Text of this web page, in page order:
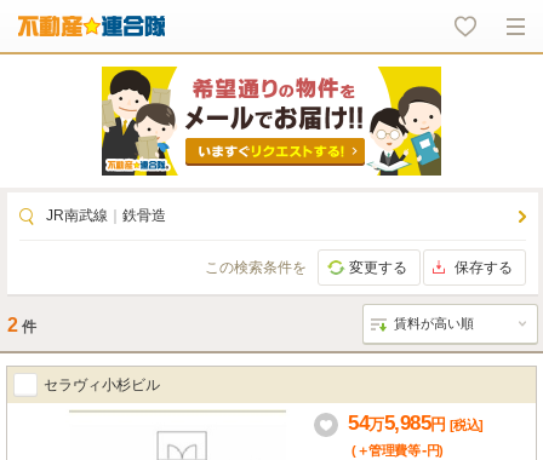
JR南武線 鉄骨造
この検索条件を 変更する 保存する
2 件
セラヴィ小杉ビル
54万5,985円 [税込]
(＋管理費等-円)